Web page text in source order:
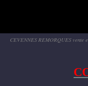
CEVENNES REMORQUES vente